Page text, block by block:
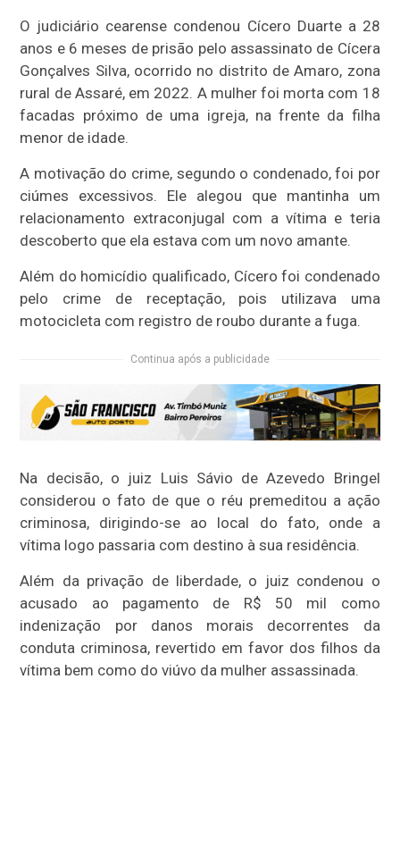
O judiciário cearense condenou Cícero Duarte a 28
anos e 6 meses de prisão pelo assassinato de Cícera
Gonçalves Silva, ocorrido no distrito de Amaro, zona
rural de Assaré, em 2022. A mulher foi morta com 18
facadas próximo de uma igreja, na frente da filha
menor de idade.
A motivação do crime, segundo o condenado, foi por
ciúmes excessivos. Ele alegou que mantinha um
relacionamento extraconjugal com a vítima e teria
descoberto que ela estava com um novo amante.
Além do homicídio qualificado, Cícero foi condenado
pelo crime de receptação, pois utilizava uma
motocicleta com registro de roubo durante a fuga.
Continua após a publicidade
Na decisão, o juiz Luis Sávio de Azevedo Bringel
considerou o fato de que o réu premeditou a ação
criminosa, dirigindo-se ao local do fato, onde a
vítima logo passaria com destino à sua residência.
Além da privação de liberdade, o juiz condenou o
acusado ao pagamento de R$ 50 mil como
indenização por danos morais decorrentes da
conduta criminosa, revertido em favor dos filhos da
vítima bem como do viúvo da mulher assassinada.